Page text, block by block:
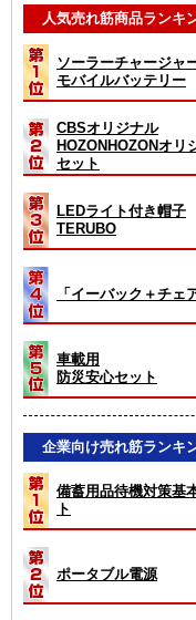
人気売れ筋商品ランキ
ソーラーチャージャ
モバイルバッテリー
CBSオリジナル
HOZONHOZONオリ
セット
LEDライト付き帽子
TERUBO
「イーバック＋チェ
車載用
防災安心セット
企業向け売れ筋ランキ
備蓄用品待機対策基
ト
ポータブル電源